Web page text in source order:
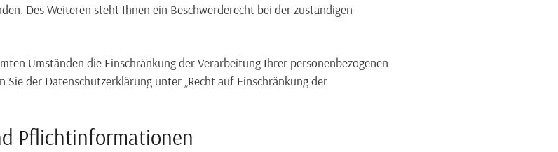
Des Weiteren steht Ihnen ein Beschwerderecht bei der zuständigen
Umständen die Einschränkung der Verarbeitung Ihrer personenbezogenen
der Datenschutzerklärung unter „Recht auf Einschränkung der
Pflichtinformationen